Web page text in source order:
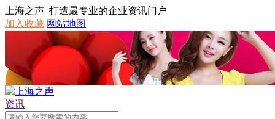
上海之声_打造最专业的企业资讯门户
加入收藏 网站地图
资讯